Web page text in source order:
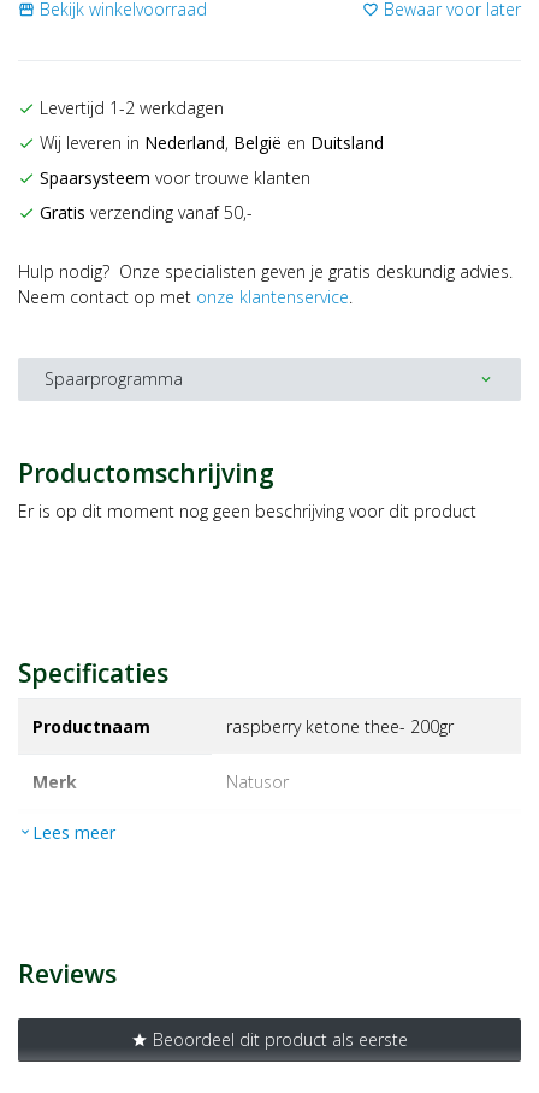
storefront Bekijk winkelvoorraad favorite_border Bewaar voor later
check Levertijd 1-2 werkdagen
check Wij leveren in Nederland, België en Duitsland
check Spaarsysteem voor trouwe klanten
check Gratis verzending vanaf 50,-
Hulp nodig? Onze specialisten geven je gratis deskundig advies.
Neem contact op met onze klantenservice.
Spaarprogramma expand_more
Productomschrijving
Er is op dit moment nog geen beschrijving voor dit product
Specificaties
Productnaam raspberry ketone thee- 200gr
Merk natusor
EAN
expand_more Lees meer
Reviews
star Beoordeel dit product als eerste